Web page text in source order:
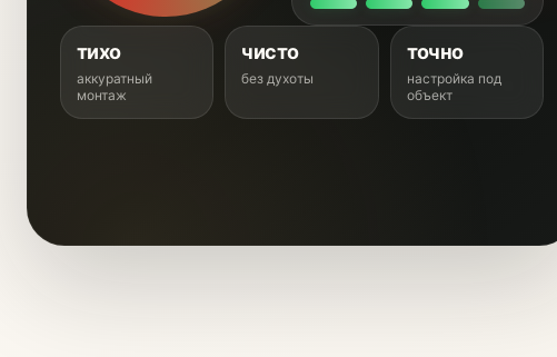
тихо
аккуратный
монтаж
чисто
без духоты
точно
настройка под
объект